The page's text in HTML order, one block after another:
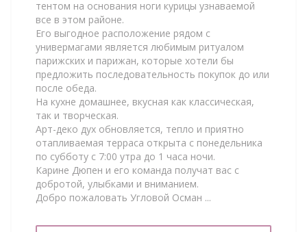
тентом на основания ноги курицы узнаваемой
все в этом районе.
Его выгодное расположение рядом с
универмагами является любимым ритуалом
парижских и парижан, которые хотели бы
предложить последовательность покупок до или
после обеда.
На кухне домашнее, вкусная как классическая,
так и творческая.
Арт-деко дух обновляется, тепло и приятно
отапливаемая терраса открыта с понедельника
по субботу с 7:00 утра до 1 часа ночи.
Карине Дюпен и его команда получат вас с
добротой, улыбками и вниманием.
Добро пожаловать Угловой Осман ...